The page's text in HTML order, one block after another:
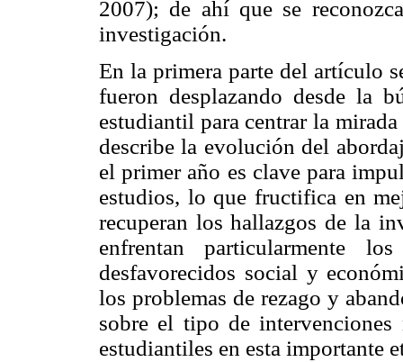
2007); de ahí que se
investigación.
En la primera parte del artículo
fueron desplazando desde la
estudiantil para centrar la
describe la evolución del
el primer año es clave para
estudios, lo que fructifica en
recuperan los hallazgos de la
enfrentan particularmente
desfavorecidos social y
los problemas de rezago y
sobre el tipo de intervenciones
estudiantiles en esta importante